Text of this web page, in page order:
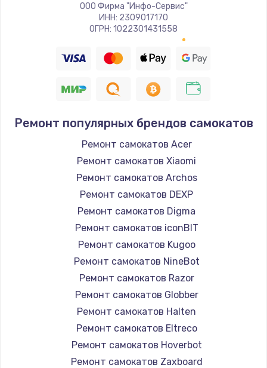
ООО Фирма "Инфо-Сервис"
ИНН: 2309017170
ОГРН: 1022301431558
Ремонт популярных брендов самокатов
Ремонт самокатов Acer
Ремонт самокатов Xiaomi
Ремонт самокатов Archos
Ремонт самокатов DEXP
Ремонт самокатов Digma
Ремонт самокатов iconBIT
Ремонт самокатов Kugoo
Ремонт самокатов NineBot
Ремонт самокатов Razor
Ремонт самокатов Globber
Ремонт самокатов Halten
Ремонт самокатов Eltreco
Ремонт самокатов Hoverbot
Ремонт самокатов Zaxboard